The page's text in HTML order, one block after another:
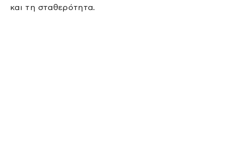
και τη σταθερότητα.